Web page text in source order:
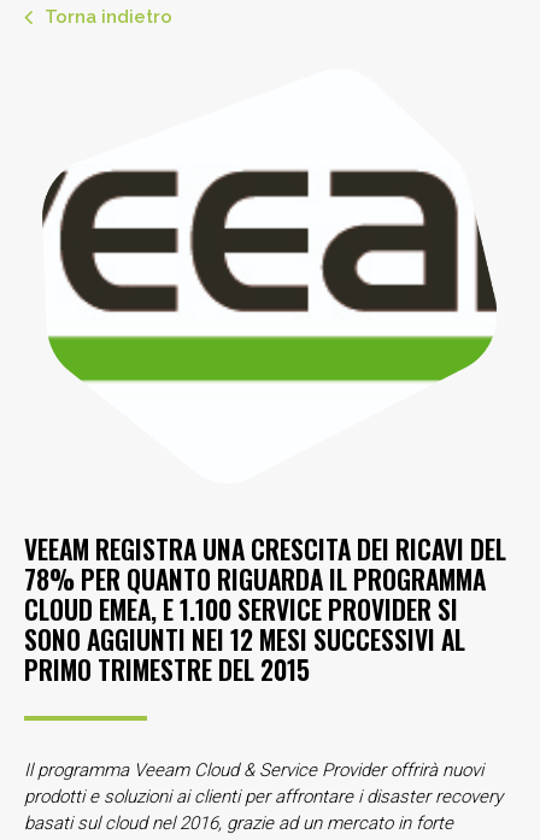
Torna indietro
VEEAM REGISTRA UNA CRESCITA DEI RICAVI DEL
78% PER QUANTO RIGUARDA IL PROGRAMMA
CLOUD EMEA, E 1.100 SERVICE PROVIDER SI
SONO AGGIUNTI NEI 12 MESI SUCCESSIVI AL
PRIMO TRIMESTRE DEL 2015
Il programma Veeam Cloud & Service Provider offrirà nuovi
prodotti e soluzioni ai clienti per affrontare i disaster recovery
basati sul cloud nel 2016, grazie ad un mercato in forte